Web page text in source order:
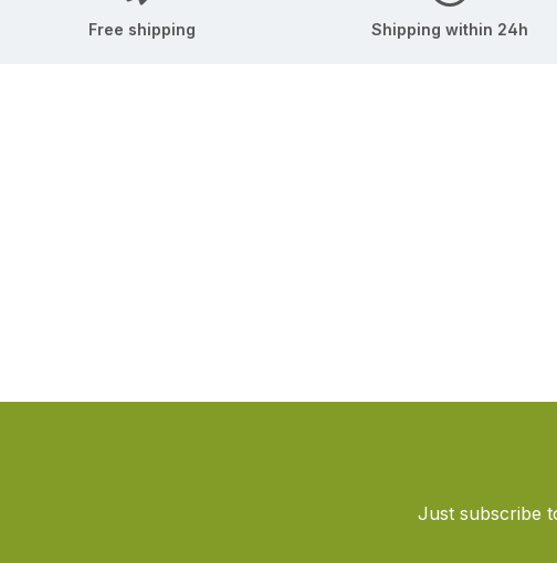
Free shipping Shipping within 24h
Just subscribe